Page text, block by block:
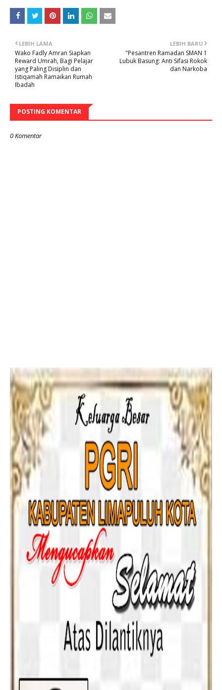
LEBIH BARU
"Pesantren Ramadan SMAN 1
Lubuk Basung: Anti Sifasi Rokok
dan Narkoba
LEBIH LAMA
Wako Fadly Amran Siapkan
Reward Umrah, Bagi Pelajar
yang Paling Disiplin dan
Istiqamah Ramaikan Rumah
Ibadah
POSTING KOMENTAR
0 Komentar